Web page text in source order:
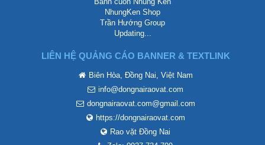
NhungKen Shop
Trần Hướng Group
Updating...
LIÊN HỆ QUẢNG CÁO BANNER & TEXTLINK
Biên Hòa, Đồng Nai, Việt Nam
info@dongnairaovat.com
dongnairaovat.com@gmail.com
https://dongnairaovat.com
Rao vặt Đồng Nai